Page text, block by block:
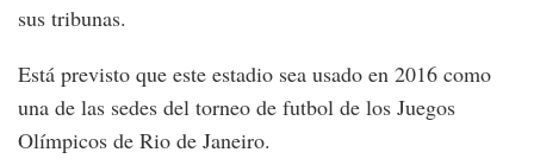
sus tribunas.
Está previsto que este estadio sea usado en 2016 como
una de las sedes del torneo de futbol de los Juegos
Olímpicos de Rio de Janeiro.